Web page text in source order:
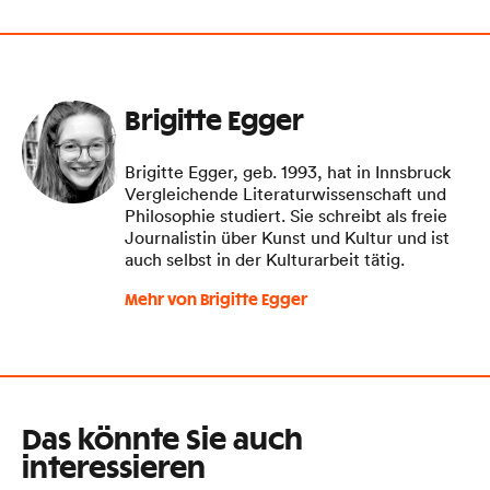
Brigitte Egger
Brigitte Egger, geb. 1993, hat in Innsbruck
Vergleichende Literaturwissenschaft und
Philosophie studiert. Sie schreibt als freie
Journalistin über Kunst und Kultur und ist
auch selbst in der Kulturarbeit tätig.
Mehr von Brigitte Egger
Das könnte Sie auch
interessieren